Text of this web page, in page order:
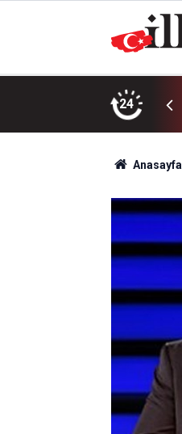
24
hakkını gelir paylaşımıyla
Anasayfa